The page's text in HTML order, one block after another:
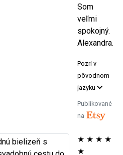
Som
veľmi
spokojný.
Alexandra.
Pozri v
pôvodnom
jazyku
Publikované
na
★ ★ ★ ★
★